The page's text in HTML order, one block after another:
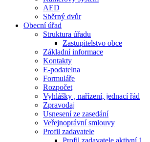
AED
Sběrný dvůr
Obecní úřad
Struktura úřadu
Zastupitelstvo obce
Základní informace
Kontakty
E-podatelna
Formuláře
Rozpočet
Vyhlášky , nařízení, jednací řád
Zpravodaj
Usnesení ze zasedání
Veřejnoprávní smlouvy
Profil zadavatele
Profil zadavatele aktivní 1